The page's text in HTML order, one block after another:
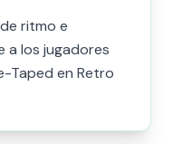
ritmo e
a los jugadores
Taped en Retro